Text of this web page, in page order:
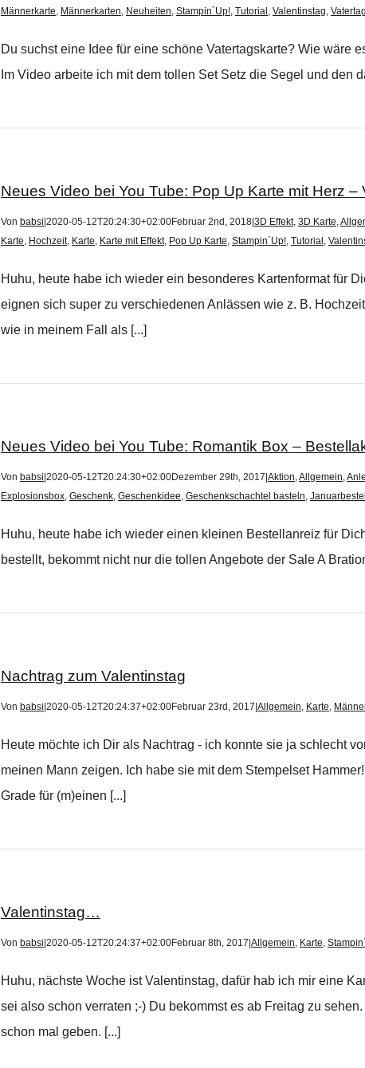
Männerkarte, Männerkarten, Neuheiten, Stampin´Up!, Tutorial , Valentinstag, Vatertag
Du suchst eine Idee für eine schöne Vatertagskarte? Wie wäre
Im Video arbeite ich mit dem tollen Set Setz die Segel und den
Neues Video bei You Tube: Pop Up Karte mit Herz
Von babsi 2020-05-12T20:24:30+02:00Februar 2nd, 2018 3D Effekt, 3D Karte,
Karte, Hochzeit, Karte, Karte mit Effekt, Pop Up Karte, Stampin´Up!, Tutorial ,
Huhu, heute habe ich wieder ein besonderes Kartenformat für
eignen sich super zu verschiedenen Anlässen wie z. B.
wie in meinem Fall als [...]
Neues Video bei You Tube: Romantik Box –
Von babsi 2020-05-12T20:24:30+02:00Dezember 29th, 2017 Aktion,Allgemein,
Explosionsbox, Geschenk, Geschenkidee, Geschenkschachtel basteln,
Huhu, heute habe ich wieder einen kleinen Bestellanreiz für
bestellt, bekommt nicht nur die tollen Angebote der Sale A
Nachtrag zum Valentinstag
Von babsi 2020-05-12T20:24:37+02:00Februar 23rd, 2017 Allgemein, Karte,
Heute möchte ich Dir als Nachtrag - ich konnte sie ja schlecht
meinen Mann zeigen. Ich habe sie mit dem Stempelset
Grade für (m)einen [...]
Valentinstag…
Von babsi 2020-05-12T20:24:37+02:00Februar 8th, 2017 Allgemein, Karte,
Huhu, nächste Woche ist Valentinstag, dafür hab ich mir eine
sei also schon verraten ;-) Du bekommst es ab Freitag zu
schon mal geben. [...]